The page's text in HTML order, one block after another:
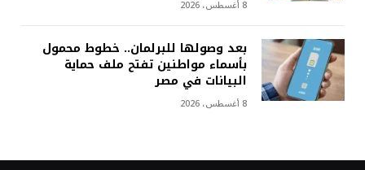
8 أغسطس، 2026
بعد وصولها للبرلمان.. خطوط محمول
بأسماء مواطنين تفتح ملف حماية
البيانات في مصر
8 أغسطس، 2026